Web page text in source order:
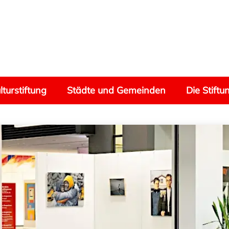
Städte und Gemeinden Die